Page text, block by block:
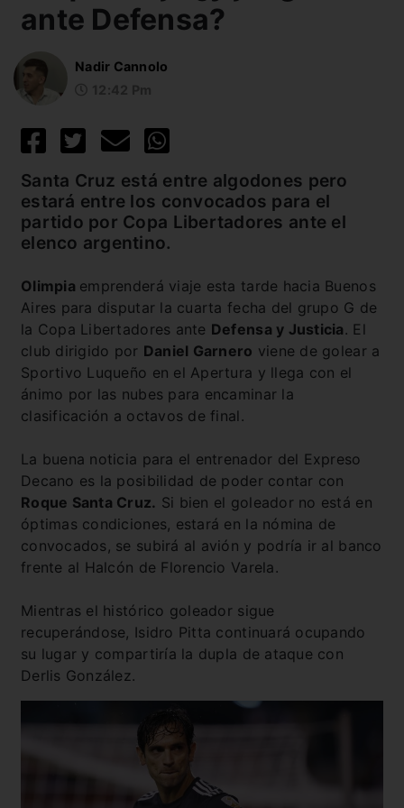
ante Defensa?
Nadir Cannolo
Santa Cruz está entre algodones pero
estará entre los convocados para el
partido por Copa Libertadores ante el
elenco argentino.
Olimpia emprenderá viaje esta tarde hacia Buenos
Aires para disputar la cuarta fecha del grupo G de
la Copa Libertadores ante Defensa y Justicia . El
club dirigido por Daniel Garnero viene de golear a
Sportivo Luqueño en el Apertura y llega con el
ánimo por las nubes para encaminar la
clasificación a octavos de final.
La buena noticia para el entrenador del Expreso
Decano es la posibilidad de poder contar con
Roque Santa Cruz. Si bien el goleador no está en
óptimas condiciones, estará en la nómina de
convocados, se subirá al avión y podría ir al banco
frente al Halcón de Florencio Varela.
Mientras el histórico goleador sigue
recuperándose, Isidro Pitta continuará ocupando
su lugar y compartiría la dupla de ataque con
Derlis González.